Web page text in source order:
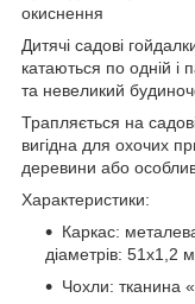
окиснення
Дитячі садові
катаються по одній і
та невеликий
Трапляється на
вигідна для охочих
деревини або
Характеристики:
Каркас:
діаметрів: 51х1,2
Чохли: тканина